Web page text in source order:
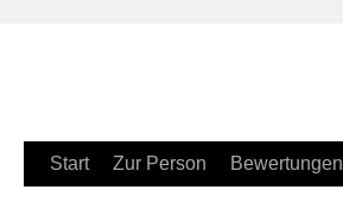
Zum
Start Zur Person Bewertungen